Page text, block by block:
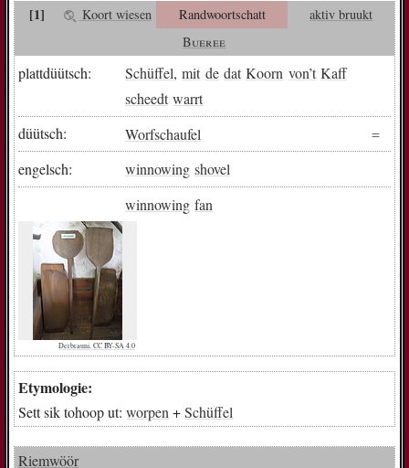
[1] Koort wiesen Randwoortschatt
aktiv bruukt
Bueree
plattdüütsch: Schüffel,mit de dat Koorn von’t Kaff
scheedt warrt
düütsch:
Worfschaufel
engelsch:
winnowing shovel
winnowing fan
Derbrauni, CC BY-SA 4.0
Etymologie:
Sett sik tohoop ut:worpen +Schüffel
Riemwöör